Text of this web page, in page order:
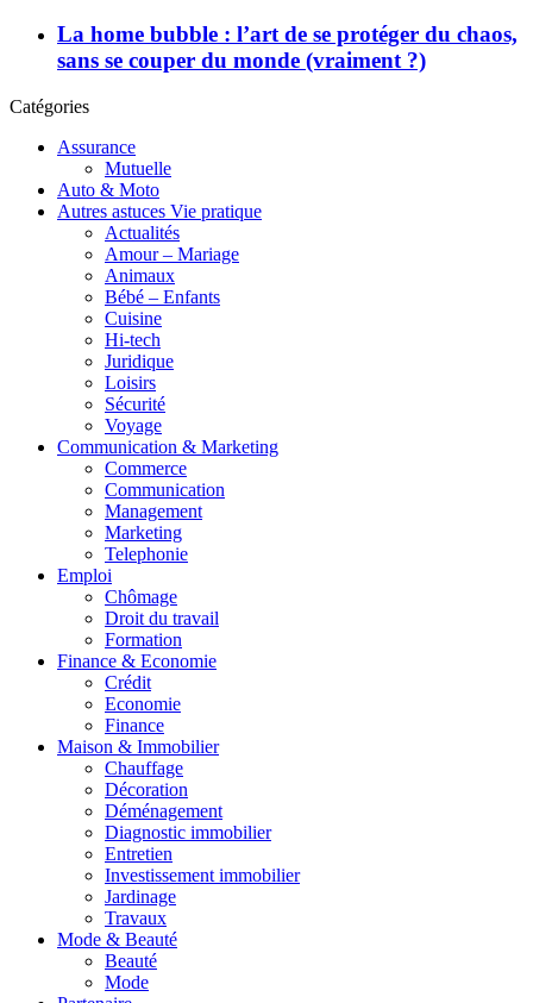
La home bubble : l’art de se protéger du chaos,
sans se couper du monde (vraiment ?)
Catégories
Assurance
Mutuelle
Auto & Moto
Autres astuces Vie pratique
Actualités
Amour – Mariage
Animaux
Bébé – Enfants
Cuisine
Hi-tech
Juridique
Loisirs
Sécurité
Voyage
Communication & Marketing
Commerce
Communication
Management
Marketing
Telephonie
Emploi
Chômage
Droit du travail
Formation
Finance & Economie
Crédit
Economie
Finance
Maison & Immobilier
Chauffage
Décoration
Déménagement
Diagnostic immobilier
Entretien
Investissement immobilier
Jardinage
Travaux
Mode & Beauté
Beauté
Mode